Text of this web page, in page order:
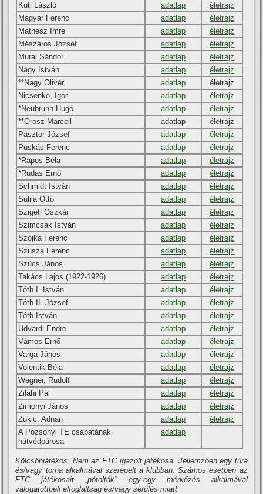
Kuti László
adatlap
életrajz
Magyar Ferenc
adatlap
életrajz
Mathesz Imre
adatlap
életrajz
Mészáros József
adatlap
életrajz
Murai Sándor
adatlap
életrajz
Nagy István
adatlap
életrajz
**Nagy Olivér
adatlap
életrajz
Nicsenko, Igor
adatlap
életrajz
*Neubrunn Hugó
adatlap
életrajz
**Orosz Marcell
adatlap
életrajz
Pásztor József
adatlap
életrajz
Puskás Ferenc
adatlap
életrajz
*Rapos Béla
adatlap
életrajz
*Rudas Ernő
adatlap
életrajz
Schmidt István
adatlap
életrajz
Sulija Ottó
adatlap
életrajz
Szigeti Oszkár
adatlap
életrajz
Szimcsák István
adatlap
életrajz
Szojka Ferenc
adatlap
életrajz
Szusza Ferenc
adatlap
életrajz
Szűcs János
adatlap
életrajz
Takács Lajos (1922-1926)
adatlap
életrajz
Tóth I. István
adatlap
életrajz
Tóth II. József
adatlap
életrajz
Tóth István
adatlap
életrajz
Udvardi Endre
adatlap
életrajz
Vámos Ernő
adatlap
életrajz
Varga János
adatlap
életrajz
Volentik Béla
adatlap
életrajz
Wagner, Rudolf
adatlap
életrajz
Zilahi Pál
adatlap
életrajz
Zimonyi János
adatlap
életrajz
Zukic, Adnan
adatlap
életrajz
A Pozsonyi TE csapatának
hátvédpárosa
adatlap
Kölcsönjátékos: Nem az FTC igazolt játékosa. Jellemzően egy túra
és/vagy torna alkalmával szerepelt a klubban. Számos esetben az
FTC játékosait „pótolták” egy-egy mérkőzés alkalmával
válogatottbeli elfoglaltság és/vagy sérülés miatt.